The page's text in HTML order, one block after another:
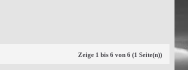
Zeige 1 bis 6 von 6 (1 Seite(n))